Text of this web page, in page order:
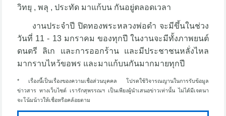
วิทยุ , พลุ , ประทัด มาแก้บน กันอยู่ตลอดเวลา
งานประจำปี ปิดทองพระหลวงพ่อดำ จะมีขึ้นในช่วง
วันที่ 11 - 13 มกราคม ของทุกปี ในงานจะมีทั้งภาพยนต์
ดนตรี ลิเก และการออกร้าน และมีประชาชนหลั่งไหล
มากราบไหว้ขอพร และมาแก้บนกันมากมายทุกปี
* เรื่องนี้เป็นเรื่องของความเชื่อส่วนบุคคล โปรดใช้วิจารณญานในการรับข้อมูล
ข่าวสาร ทางเว็บไซต์ เรารักสุพรรณฯ เป็นเพียงผู้นำเสนอข่าวเท่านั้น ไม่ได้มีเจตนา
จะโน้มน้าวให้เชื่อหรือคล้อยตาม